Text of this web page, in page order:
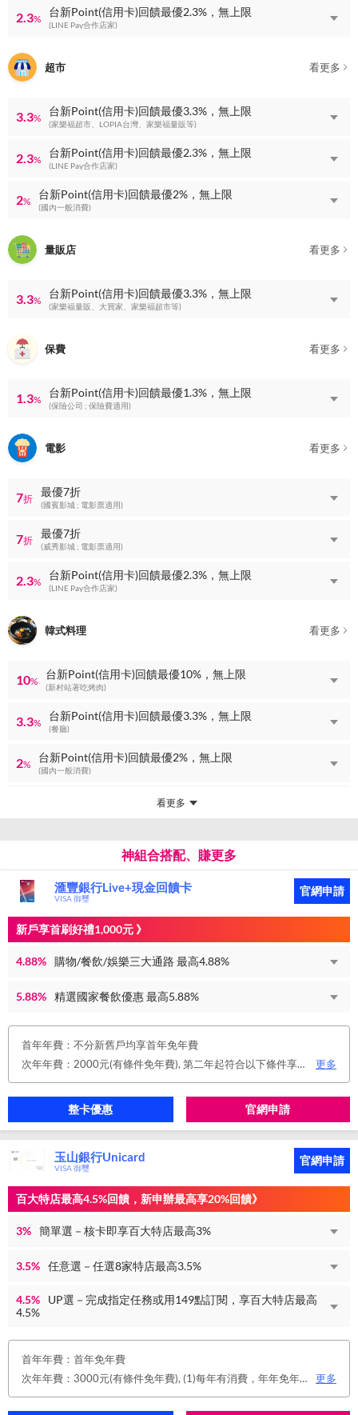
2.3%
台新Point(信用卡)回饋最優2.3%，無上限
(LINE Pay合作店家)
超市 看更多
3.3%
台新Point(信用卡)回饋最優3.3%，無上限
(家樂福超市、LOPIA台灣、家樂福量販等)
2.3%
台新Point(信用卡)回饋最優2.3%，無上限
(LINE Pay合作店家)
2%
台新Point(信用卡)回饋最優2%，無上限
(國內一般消費)
量販店 看更多
3.3%
台新Point(信用卡)回饋最優3.3%，無上限
(家樂福量販、大買家、家樂福超市等)
保費 看更多
1.3%
台新Point(信用卡)回饋最優1.3%，無上限
(保險公司 ; 保險費適用)
電影 看更多
7折
最優7折
(國賓影城 ; 電影票適用)
7折
最優7折
(威秀影城 ; 電影票適用)
2.3%
台新Point(信用卡)回饋最優2.3%，無上限
(LINE Pay合作店家)
韓式料理 看更多
10%
台新Point(信用卡)回饋最優10%，無上限
(新村站著吃烤肉)
3.3%
台新Point(信用卡)回饋最優3.3%，無上限
(餐廳)
2%
台新Point(信用卡)回饋最優2%，無上限
(國內一般消費)
看更多
神組合搭配、賺更多
滙豐銀行Live+現金回饋卡
VISA 御璽
官網申請
新戶享首刷好禮1,000元 》
4.88% 購物/餐飲/娛樂三大通路 最高4.88%
5.88% 精選國家餐飲優惠 最高5.88%
首年年費：不分新舊戶均享首年免年費
次年年費：2000元(有條件免年費), 第二年起符合以下條件享年費優惠辦法 • 使用非紙本帳單(電子帳單或行動帳單)終身免年費 • 前一年消費滿 8 萬或 12 次享次年免年費
更多
整卡優惠 官網申請
玉山銀行Unicard
VISA 御璽
官網申請
百大特店最高4.5%回饋，新申辦最高享20%回饋》
3% 簡單選－核卡即享百大特店最高3%
3.5% 任意選－任選8家特店最高3.5%
4.5%
UP選－完成指定任務或用149點訂閱，享百大特店最高
4.5%
首年年費：首年免年費
次年年費：3000元(有條件免年費), (1)每年有消費，年年免年費。或(2)同時使用玉山帳戶自動扣繳信用卡款及帳單e化期間享免年費優惠。
更多